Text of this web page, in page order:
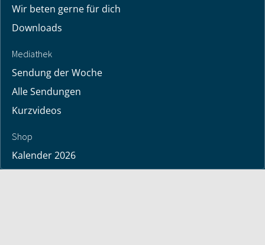
Wir beten gerne für dich
Downloads
Mediathek
Sendung der Woche
Alle Sendungen
Kurzvideos
Shop
Kalender 2026